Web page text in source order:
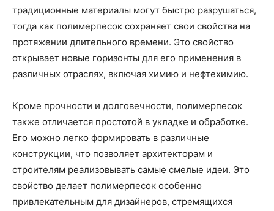
традиционные материалы могут быстро разрушаться,
тогда как полимерпесок сохраняет свои свойства на
протяжении длительного времени. Это свойство
открывает новые горизонты для его применения в
различных отраслях, включая химию и нефтехимию.
Кроме прочности и долговечности, полимерпесок
также отличается простотой в укладке и обработке.
Его можно легко формировать в различные
конструкции, что позволяет архитекторам и
строителям реализовывать самые смелые идеи. Это
свойство делает полимерпесок особенно
привлекательным для дизайнеров, стремящихся